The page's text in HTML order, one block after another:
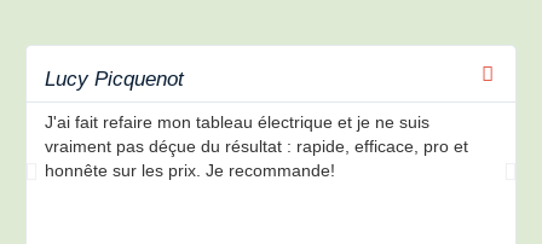
Lucy Picquenot
J'ai fait refaire mon tableau électrique et je ne suis
vraiment pas déçue du résultat : rapide, efficace, pro et
honnête sur les prix. Je recommande!